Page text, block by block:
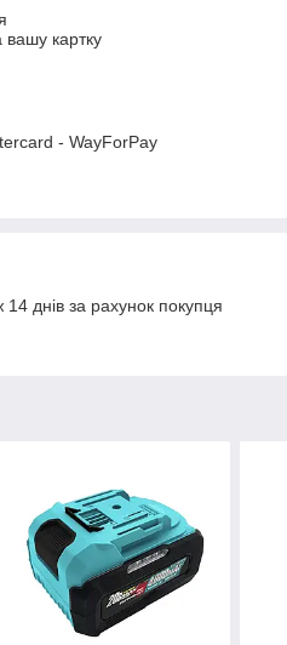
вашу картку
- WayForPay
днів за рахунок покупця